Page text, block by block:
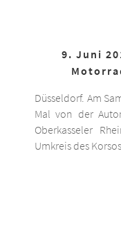
9. Juni
Düsseldorf. Am
Mal von der
Oberkasseler
Umkreis des